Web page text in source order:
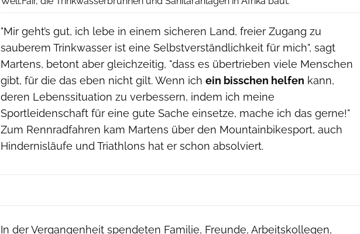
"Mir geht’s gut, ich lebe in einem sicheren Land, freier Zugang zu
sauberem Trinkwasser ist eine Selbstverständlichkeit für mich", sagt
Martens, betont aber gleichzeitig, "dass es übertrieben viele Menschen
gibt, für die das eben nicht gilt. Wenn ich ein bisschen helfen kann,
deren Lebenssituation zu verbessern, indem ich meine
Sportleidenschaft für eine gute Sache einsetze, mache ich das gerne!"
Zum Rennradfahren kam Martens über den Mountainbikesport, auch
Hindernisläufe und Triathlons hat er schon absolviert.
In der Vergangenheit spendeten Familie, Freunde, Arbeitskollegen,